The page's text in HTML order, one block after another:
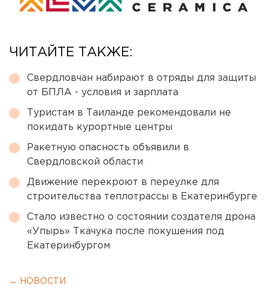
ЧИТАЙТЕ ТАКЖЕ:
Свердловчан набирают в отряды для защиты
от БПЛА - условия и зарплата
Туристам в Таиланде рекомендовали не
покидать курортные центры
Ракетную опасность объявили в
Свердловской области
Движение перекроют в переулке для
строительства теплотрассы в Екатеринбурге
Стало известно о состоянии создателя дрона
«Упырь» Ткачука после покушения под
Екатеринбургом
← НОВОСТИ